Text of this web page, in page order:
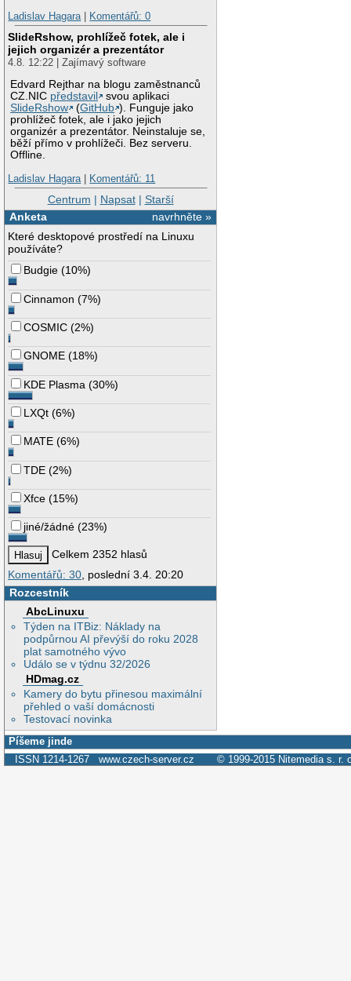
Ladislav Hagara| Komentářů: 0
SlideRshow, prohlížeč fotek, ale i
jejich organizér a prezentátor
4.8. 12:22 | Zajímavý software
Edvard Rejthar na blogu zaměstnanců
CZ.NIC představil
svou aplikaci
SlideRshow
(GitHub ). Funguje jako
prohlížeč fotek, ale i jako jejich
organizér a prezentátor. Neinstaluje se,
běží přímo v prohlížeči. Bez serveru.
Offline.
Ladislav Hagara| Komentářů: 11
Centrum | Napsat| Starší
navrhněte »
Anketa
Které desktopové prostředí na Linuxu
používáte?
Budgie (10%)
Cinnamon (7%)
COSMIC (2%)
GNOME (18%)
KDE Plasma (30%)
LXQt (6%)
MATE (6%)
TDE (2%)
Xfce (15%)
jiné/žádné (23%)
Celkem 2352 hlasů
Komentářů: 30 , poslední 3.4. 20:20
Rozcestník
AbcLinuxu
Týden na ITBiz: Náklady na
podpůrnou AI převýší do roku 2028
plat samotného vývo
Událo se v týdnu 32/2026
HDmag.cz
Kamery do bytu přinesou maximální
přehled o vaší domácnosti
Testovací novinka
Píšeme jinde
ISSN 1214-1267 www.czech-server.cz © 1999-2015 Nitemedia s. r.